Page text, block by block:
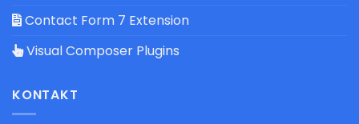
Contact Form 7 Extension
Visual Composer Plugins
KONTAKT